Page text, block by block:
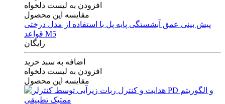
افزودن به لیست دلخواه
مقایسه این محصول
پیش بینی عمق آبشستگی پایه پل با استفاده از مدل درختی
قواعد M5
رایگان
اضافه به سبد خرید
افزودن به لیست دلخواه
مقایسه این محصول